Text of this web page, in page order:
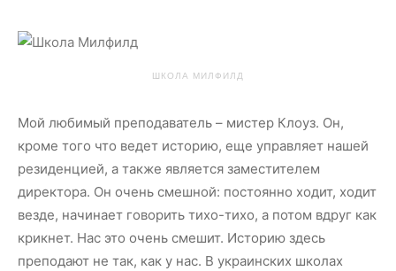
ШКОЛА МИЛФИЛД
Мой любимый преподаватель – мистер Клоуз. Он,
кроме того что ведет историю, еще управляет нашей
резиденцией, а также является заместителем
директора. Он очень смешной: постоянно ходит, ходит
везде, начинает говорить тихо-тихо, а потом вдруг как
крикнет. Нас это очень смешит. Историю здесь
преподают не так, как у нас. В украинских школах